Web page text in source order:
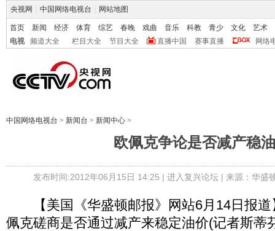
央视网 中国网络电视台 网站地图
首页 新闻 经济 体育 综艺 春晚 戏曲 音乐 科教 青少 文化
艺术
电视
频道大全 栏目大全 节目大全 直播中国 赛事直播 网络
中国网络电视台 > 新闻台 > 新闻中心 >
欧佩克争论是否减产稳
发布时间:2012年06月15日 14:25 | 进入复兴论坛| 来源：华盛
【美国《华盛顿邮报》网站6月14日报道
佩克磋商是否通过减产来稳定油价(记者斯蒂